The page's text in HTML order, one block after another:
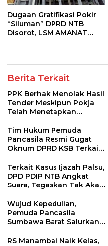
Dugaan Gratifikasi Pokir
“Siluman” DPRD NTB
Disorot, LSM AMANAT
Berita Terkait
PPK Berhak Menolak Hasil
Tender Meskipun Pokja
Telah Menetapkan
Tim Hukum Pemuda
Pancasila Resmi Gugat
Oknum DPRD KSB Terkait
Terkait Kasus Ijazah Palsu,
DPD PDIP NTB Angkat
Suara, Tegaskan Tak Akan
Wujud Kepedulian,
Pemuda Pancasila
Sumbawa Barat Salurkan
Kebakaran di Desa
RS Manambai Naik Kelas,